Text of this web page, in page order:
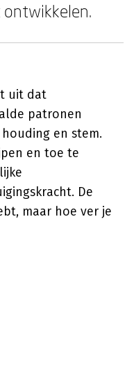
ontwikkelen.
uit dat
patronen
en stem.
en toe te
De
maar hoe ver je